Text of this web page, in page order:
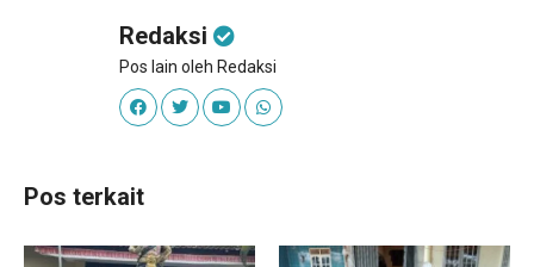
Redaksi
Pos lain oleh Redaksi
Pos terkait